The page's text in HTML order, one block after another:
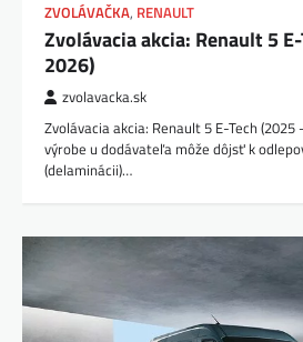
ZVOLÁVAČKA, RENAULT
Zvolávacia akcia: Renault 5
2026)
zvolavacka.sk
Zvolávacia akcia: Renault 5 E-Tech (2025
výrobe u dodávateľa môže dôjsť k
(delaminácii)…